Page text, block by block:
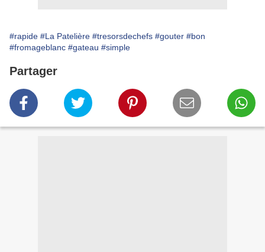
#rapide #La Patelière #tresorsdechefs #gouter #bon
#fromageblanc #gateau #simple
Partager